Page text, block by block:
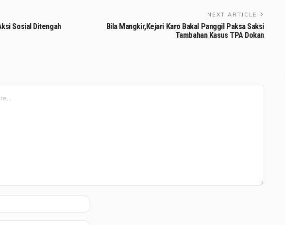
Sosial Ditengah
NEXT ARTICLE
Bila Mangkir,Kejari Karo Bakal Panggil Paksa Saksi
Tambahan Kasus TPA Dokan